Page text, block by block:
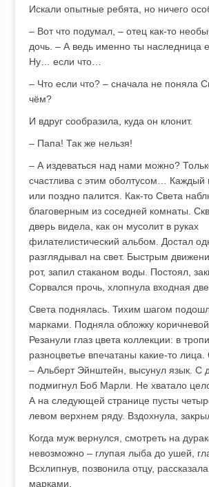
Искали опытные ребята, но ничего
– Вот что подумал, – отец как-то
дочь. – А ведь именно ты наследница
Ну… если что…
– Что если что? – сначала не поняла
чём?
И вдруг сообразила, куда он клонит.
– Папа! Так же нельзя!
– А издеваться над нами можно?
счастлива с этим оболтусом… Каждый
или поздно палится. Как-то Света
благоверным из соседней комнаты.
дверь видела, как он мусолит в руках
филателистический альбом. Достал
разглядывал на свет. Быстрым
рот, запил стаканом воды. Постоял,
Сорвался прочь, хлопнула входная
Света поднялась. Тихим шагом
марками. Подняла обложку коричневой
Резанули глаз цвета коллекции: в
разноцветье впечатаны какие-то лица.
– Альберт Эйнштейн, высунул язык. С
подмигнул Боб Марли. Не хватало
А на следующей странице пусты
левом верхнем ряду. Вздохнула,
Когда муж вернулся, смотреть на
невозможно – глупая лыба до ушей,
Всхлипнув, позвонила отцу,
марками.